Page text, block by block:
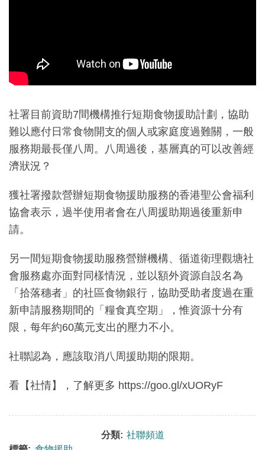
社署目前資助7間機構推行短期食物援助計劃，協助
難以應付日常食物開支的個人或家庭度過難關，一般
服務期最長僅八周。八周過後，基層真的可以改善經
濟狀況？
獲社署撥款營辦短期食物援助服務的香港聖公會福利
協會表示，過半使用者會在八周援助期過後重新申
請。
另一間短期食物援助服務營辦機構、循道衛理觀塘社
會服務處亦面對同樣情況，並以額外資源自設名為
「拾落穗者」的社區食物銀行，協助受助者度過在重
新申請服務期間的「糧食真空期」，惟資源十分有
限，每年約60萬元支出的壓力不小。
社聯認為，應該取消八周援助期的限期。
看【社情】，了解更多 https://goo.gl/xUORyF
分類: 社聯頻道